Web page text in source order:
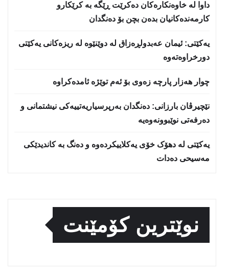
داوا لە خاوەنکارەکان دەکرێت ڕێگە بە کرێکارو
کارمەندەکانیان بدەن بچن بۆ دەنگدان
یه‌كێتی: ئیمان عه‌بدولڕه‌زاق له‌ دوێنێوه‌ له‌ ریزه‌كانی یه‌كێتی
دورخراوه‌ته‌وه‌
چوار هەزار پارچە زەوی بۆ ئەم توێژە ئامدەکراوە
نێچيرڤان بارزانى: دەنگدان بەرپرسیاريه‌تییەکی نیشتمانى و
دەرفەتی نوێبوونەوەیە
یەکێتی لە دهۆک خۆی یەکلاییکردەوە و دەنگ بە کاندیدێکی
مەسیحی دەدات
نوێترین کۆمێنت